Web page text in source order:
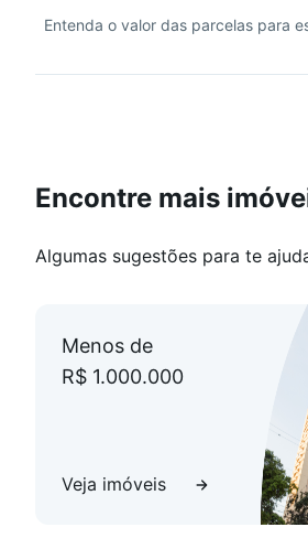
Entenda o valor das parcelas para
Encontre mais
Algumas sugestões para te
Menos de
R$ 1.000.000
Veja imóveis